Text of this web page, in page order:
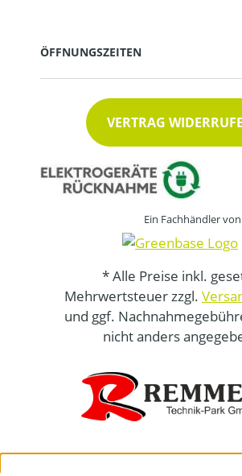
ÖFFNUNGSZEITEN
VERTRAG
Ein Fachhändler von
* Alle Preise inkl.
Mehrwertsteuer zzgl.
und ggf.
nicht anders